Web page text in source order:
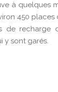
à quelques
450
y sont garés.